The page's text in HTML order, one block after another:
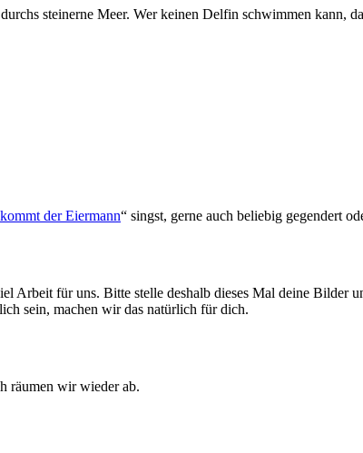
steinerne Meer. Wer keinen Delfin schwimmen kann,
der Eiermann“ singst, gerne auch beliebig gegendert
Arbeit für uns. Bitte stelle deshalb dieses Mal deine Bilder
sein, machen wir das natürlich für dich.
räumen wir wieder ab.